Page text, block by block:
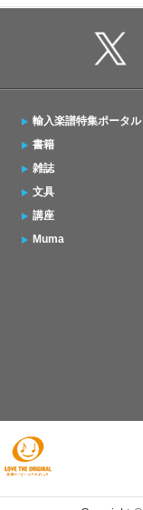
輸入楽譜特集ポータル
書籍
雑誌
文具
講座
Muma